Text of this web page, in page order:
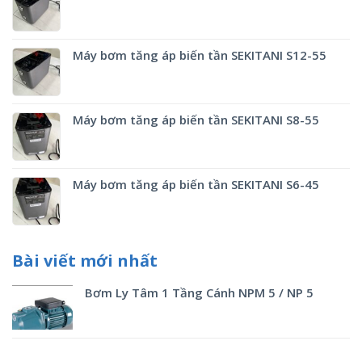
Máy bơm tăng áp biến tần SEKITANI S12-55
Máy bơm tăng áp biến tần SEKITANI S8-55
Máy bơm tăng áp biến tần SEKITANI S6-45
Bài viết mới nhất
Bơm Ly Tâm 1 Tầng Cánh NPM 5 / NP 5